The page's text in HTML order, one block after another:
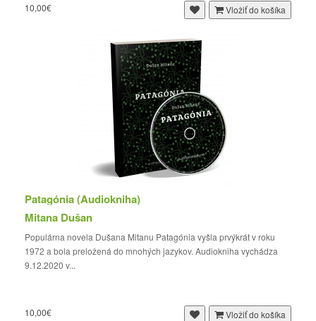
10,00€ Vložiť do košíka
Patagónia (Audiokniha)
Mitana Dušan
Populárna novela Dušana Mitanu Patagónia vyšla prvýkrát v roku
1972 a bola preložená do mnohých jazykov. Audiokniha vychádza
9.12.2020 v...
10,00€ Vložiť do košíka